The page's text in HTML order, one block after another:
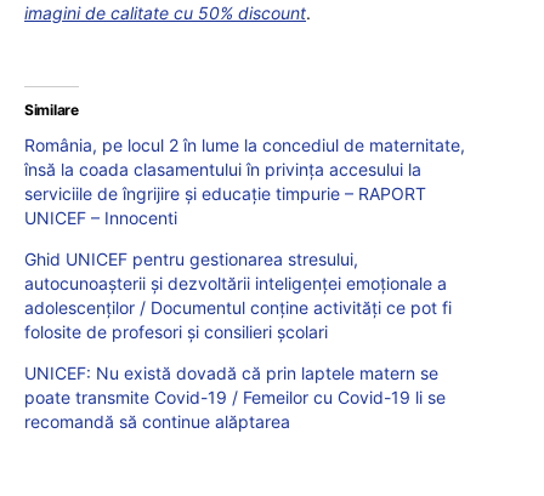
imagini de calitate cu 50% discount.
Similare
România, pe locul 2 în lume la concediul de maternitate,
însă la coada clasamentului în privința accesului la
serviciile de îngrijire și educație timpurie – RAPORT
UNICEF – Innocenti
Ghid UNICEF pentru gestionarea stresului,
autocunoașterii și dezvoltării inteligenței emoționale a
adolescenților / Documentul conține activități ce pot fi
folosite de profesori și consilieri școlari
UNICEF: Nu există dovadă că prin laptele matern se
poate transmite Covid-19 / Femeilor cu Covid-19 li se
recomandă să continue alăptarea